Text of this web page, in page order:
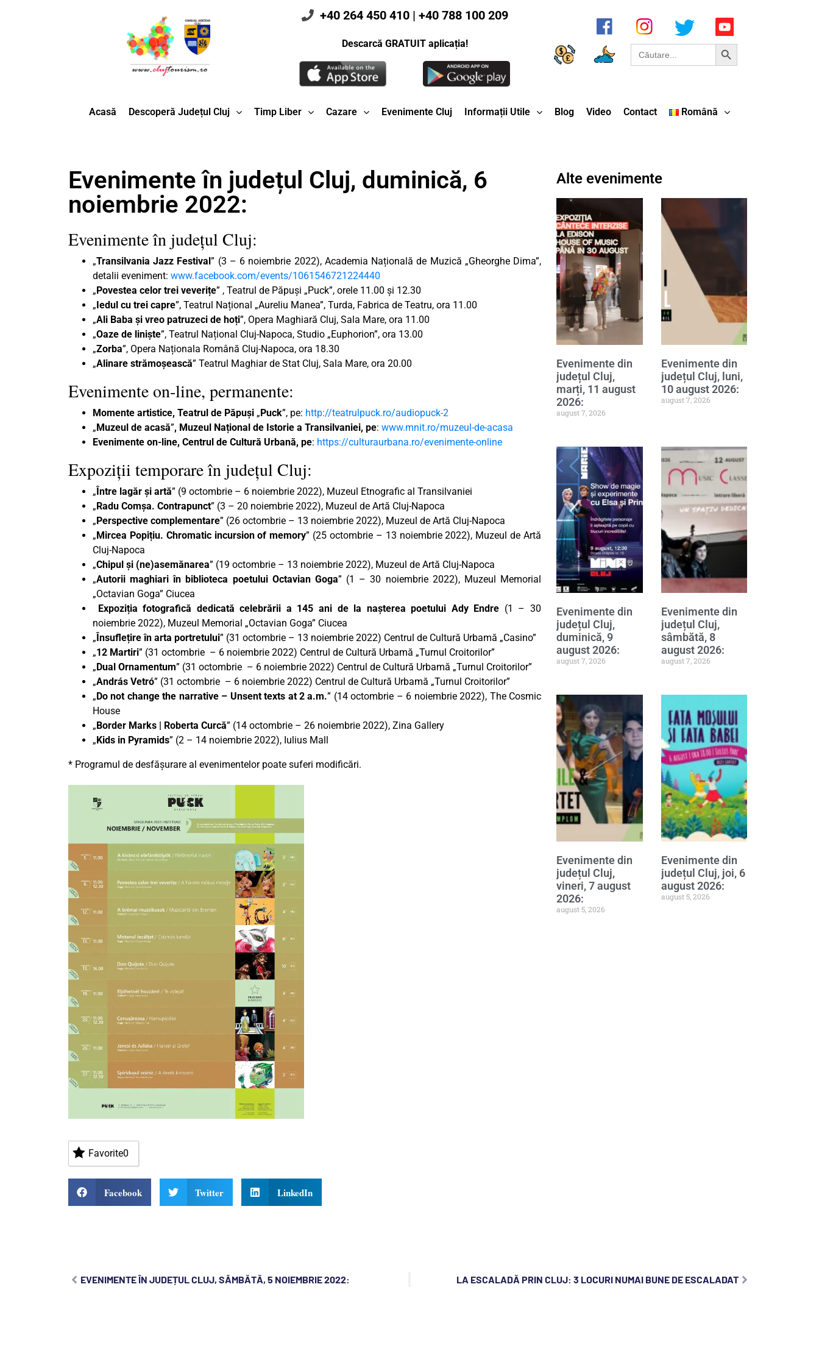
+40 264 450 410 | +40 788 100 209
Descarcă GRATUIT aplicația! Search
for:
Search Button
Acasă Descoperă Județul Cluj Timp Liber Cazare Evenimente Cluj Informații Utile Blog Video Contact Română
Evenimente în județul Cluj, duminică, 6
noiembrie 2022:
Evenimente în județul Cluj:
„Transilvania Jazz Festival” (3 – 6 noiembrie 2022), Academia Națională de Muzică „Gheorghe Dima”,
detalii eveniment: www.facebook.com/events/1061546721224440
„ Povestea celor trei veverițe” , Teatrul de Păpuși „Puck”, orele 11.00 și 12.30
„ Iedul cu trei capre”, Teatrul Național „Aureliu Manea”, Turda, Fabrica de Teatru, ora 11.00
„Ali Baba și vreo patruzeci de hoți”, Opera Maghiară Cluj, Sala Mare, ora 11.00
„Oaze de liniște”, Teatrul Național Cluj-Napoca, Studio „Euphorion”, ora 13.00
„Zorba”, Opera Naționala Română Cluj-Napoca, ora 18.30
„Alinare strămoșească” Teatrul Maghiar de Stat Cluj, Sala Mare, ora 20.00
Evenimente on-line, permanente:
Momente artistice, Teatrul de Păpuși „ Puck”, pe: http://teatrulpuck.ro/audiopuck-2
„ Muzeul de acasă”, Muzeul Național de Istorie a Transilvaniei, pe: www.mnit.ro/muzeul-de-acasa
Evenimente on-line, Centrul de Cultură Urbană, pe: https://culturaurbana.ro/evenimente-online
Expoziții temporare în județul Cluj:
„ Între lagăr și artă” (9 octombrie – 6 noiembrie 2022), Muzeul Etnografic al Transilvaniei
„ Radu Comșa. Contrapunct” (3 – 20 noiembrie 2022), Muzeul de Artă Cluj-Napoca
„ Perspective complementare” (26 octombrie – 13 noiembrie 2022), Muzeul de Artă Cluj-Napoca
„ Mircea Popițiu. Chromatic incursion of memory” (25 octombrie – 13 noiembrie 2022), Muzeul de Artă
Cluj-Napoca
„Chipul și (ne)asemănarea” (19 octombrie – 13 noiembrie 2022), Muzeul de Artă Cluj-Napoca
„Autorii maghiari în biblioteca poetului Octavian Goga” (1 – 30 noiembrie 2022), Muzeul Memorial
„Octavian Goga” Ciucea
Expoziția fotografică dedicată celebrării a 145 ani de la nașterea poetului Ady Endre (1 – 30
noiembrie 2022), Muzeul Memorial „Octavian Goga” Ciucea
„ Însuflețire în arta portretului” (31 octombrie – 13 noiembrie 2022) Centrul de Cultură Urbamă „Casino”
„12 Martiri” (31 octombrie – 6 noiembrie 2022) Centrul de Cultură Urbamă „Turnul Croitorilor”
„ Dual Ornamentum” (31 octombrie – 6 noiembrie 2022) Centrul de Cultură Urbamă „Turnul Croitorilor”
„András Vetró” (31 octombrie – 6 noiembrie 2022) Centrul de Cultură Urbamă „Turnul Croitorilor”
„ Do not change the narrative – Unsent texts at 2 a.m.” (14 octombrie – 6 noiembrie 2022), The Cosmic
House
„ Border Marks | Roberta Curcă” (14 octombrie – 26 noiembrie 2022), Zina Gallery
„ Kids in Pyramids” (2 – 14 noiembrie 2022), Iulius Mall
* Programul de desfășurare al evenimentelor poate suferi modificări.
Favorite0
Facebook Twitter LinkedIn
Alte evenimente
Evenimente din
județul Cluj,
marți, 11 august
2026:
august 7, 2026
Evenimente din
județul Cluj, luni,
10 august 2026:
august 7, 2026
Evenimente din
județul Cluj,
duminică, 9
august 2026:
august 7, 2026
Evenimente din
județul Cluj,
sâmbătă, 8
august 2026:
august 7, 2026
Evenimente din
județul Cluj,
vineri, 7 august
2026:
august 5, 2026
Evenimente din
județul Cluj, joi, 6
august 2026:
august 5, 2026
EVENIMENTE ÎN JUDEȚUL CLUJ, SÂMBĂTĂ, 5 NOIEMBRIE 2022: LA ESCALADĂ PRIN CLUJ: 3 LOCURI NUMAI BUNE DE ESCALADAT